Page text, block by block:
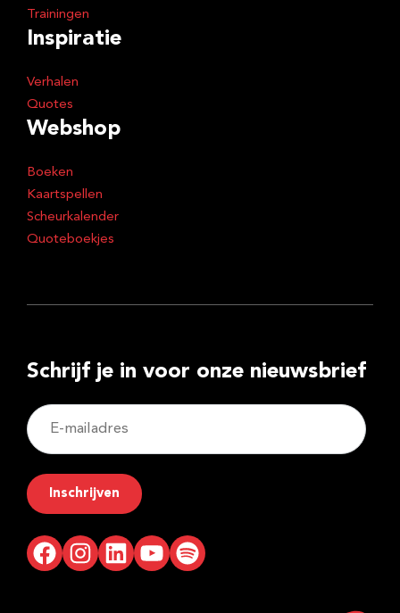
Trainingen
Inspiratie
Verhalen
Quotes
Webshop
Boeken
Kaartspellen
Scheurkalender
Quoteboekjes
Schrijf je in voor onze nieuwsbrief
E-
mailadres
Inschrijven
FacebookInstagramLinkedInYouTubeSpotify